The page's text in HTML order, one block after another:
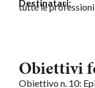
Destinatari:
tutte le professioni
Obiettivi
Obiettivo n. 10: